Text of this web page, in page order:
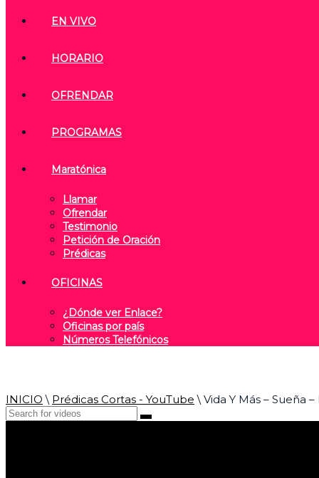
EN VIVO
HORARIO
OFRENDAR
PROGRAMAS
Maratónica
Llamar
Ofrendar
Testimonio
Petición de Oración
Prédicas
OFICINAS
¿Dónde ver Enlace?
Oficinas por país
Números Telefónicos
INICIO \ Prédicas Cortas - YouTube \ Vida Y Más – Sueña